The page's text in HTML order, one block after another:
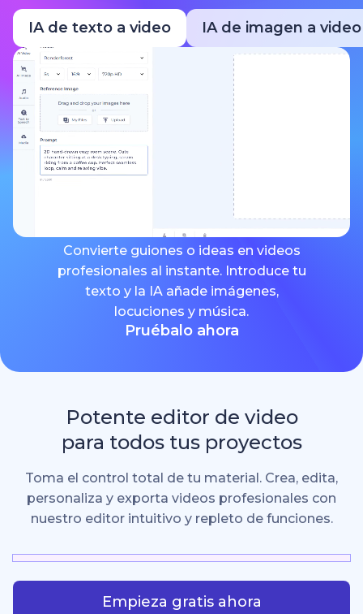
IA de texto a video IA de imagen a video
Convierte guiones o ideas en videos
profesionales al instante. Introduce tu
texto y la IA añade imágenes,
locuciones y música.
Pruébalo ahora
Potente editor de video
para todos tus proyectos
Toma el control total de tu material. Crea, edita,
personaliza y exporta videos profesionales con
nuestro editor intuitivo y repleto de funciones.
Empieza gratis ahora